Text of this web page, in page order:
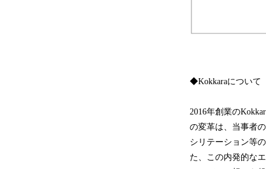
◆Kokkaraについて
2016年創業の
の変革は、当事者
シリテーション等
た、この内発的な